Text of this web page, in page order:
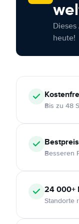
heute!
Bis zu 48
Besseren
24 000+
Standorte